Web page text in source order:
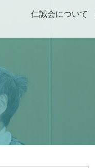
仁誠会について